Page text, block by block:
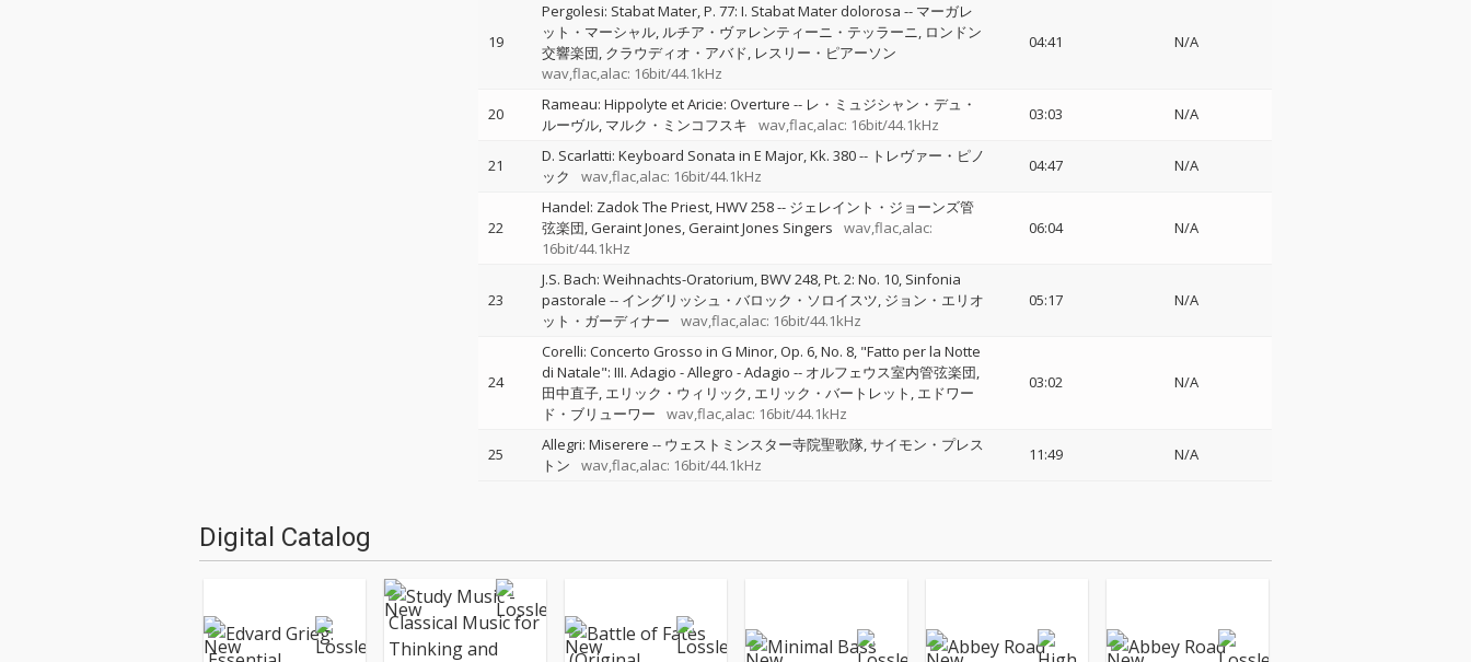
19
Pergolesi: Stabat Mater, P. 77: I. Stabat Mater dolorosa -- マーガレ
ット・マーシャル ルチア・ヴァレンティーニ・テッラーニ ロンドン
交響楽団 クラウディオ・アバド レスリー・ピアーソン
wav,flac,alac: 16bit/44.1kHz
04:41 N/A
20 Rameau: Hippolyte et Aricie: Overture -- レ・ミュジシャン・デュ・
ルーヴル マルク・ミンコフスキ wav,flac,alac: 16bit/44.1kHz
03:03 N/A
21 D. Scarlatti: Keyboard Sonata in E Major, Kk. 380-- トレヴァー・ピノ
ック
wav,flac,alac: 16bit/44.1kHz
04:47 N/A
22
Handel: Zadok The Priest, HWV 258-- ジェレイント・ジョーンズ管
弦楽団 Geraint Jones Geraint Jones Singers
wav,flac,alac:
16bit/44.1kHz
06:04 N/A
23
J.S. Bach: Weihnachts-Oratorium, BWV 248, Pt. 2: No. 10, Sinfonia
pastorale -- イングリッシュ・バロック・ソロイスツ ジョン・エリオ
ット・ガーディナー
wav,flac,alac: 16bit/44.1kHz
05:17 N/A
24
Corelli: Concerto Grosso in G Minor, Op. 6, No. 8, "Fatto per la Notte
di Natale": III. Adagio - Allegro - Adagio -- オルフェウス室内管弦楽団
田中直子 エリック・ウィリック エリック・バートレット エドワー
ド・ブリューワー
wav,flac,alac: 16bit/44.1kHz
03:02 N/A
25 Allegri: Miserere -- ウェストミンスター寺院聖歌隊 サイモン・プレス
トン
wav,flac,alac: 16bit/44.1kHz
11:49 N/A
Digital Catalog